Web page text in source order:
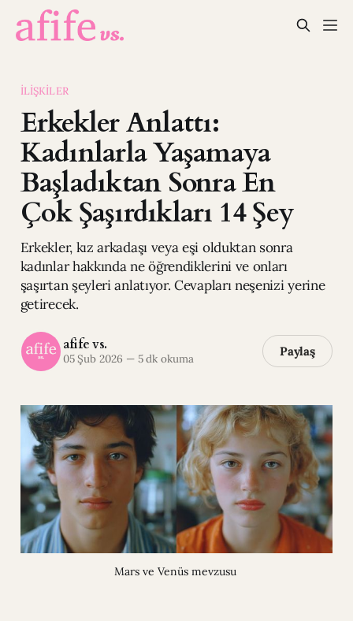
ILIŞKILER
Erkekler Anlattı:
Kadınlarla Yaşamaya
Başladıktan Sonra En
Çok Şaşırdıkları 14 Şey
Erkekler, kız arkadaşı veya eşi olduktan sonra
kadınlar hakkında ne öğrendiklerini ve onları
şaşırtan şeyleri anlatıyor. Cevapları neşenizi yerine
getirecek.
afife vs.
05 Şub 2026 —5 dk okuma Paylaş
Mars ve Venüs mevzusu